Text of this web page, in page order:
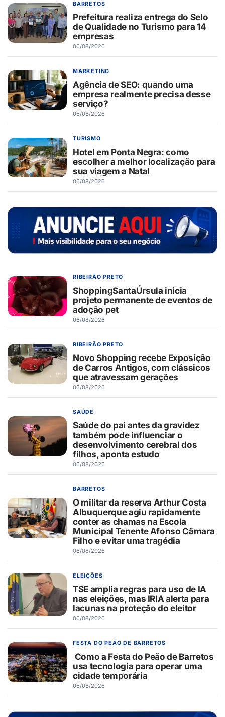
BARRETOS
Prefeitura realiza entrega do Selo
de Qualidade no Turismo para 14
empresas
06/08/2026
MARKETING
Agência de SEO: quando uma
empresa realmente precisa desse
serviço?
06/08/2026
TURISMO
Hotel em Ponta Negra: como
escolher a melhor localização para
sua viagem a Natal
06/08/2026
RIBEIRÃO PRETO
ShoppingSantaÚrsula inicia
projeto permanente de eventos de
adoção pet
06/08/2026
RIBEIRÃO PRETO
Novo Shopping recebe Exposição
de Carros Antigos, com clássicos
que atravessam gerações
06/08/2026
SAÚDE
Saúde do pai antes da gravidez
também pode influenciar o
desenvolvimento cerebral dos
filhos, aponta estudo
06/08/2026
BARRETOS
O militar da reserva Arthur Costa
Albuquerque agiu rapidamente
conter as chamas na Escola
Municipal Tenente Afonso Câmara
Filho e evitar uma tragédia
06/08/2026
ELEIÇÕES
TSE amplia regras para uso de IA
nas eleições, mas IRIA alerta para
lacunas na proteção do eleitor
06/08/2026
FESTA DO PEÃO DE BARRETOS
Como a Festa do Peão de Barretos
usa tecnologia para operar uma
cidade temporária
06/08/2026